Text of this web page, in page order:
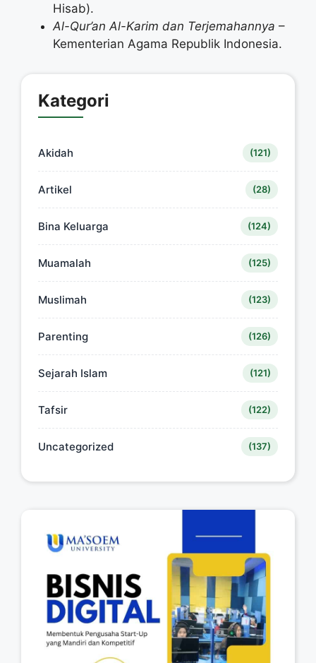
Hisab).
Al-Qur’an Al-Karim dan Terjemahannya –
Kementerian Agama Republik Indonesia.
Kategori
Akidah (121)
Artikel (28)
Bina Keluarga (124)
Muamalah (125)
Muslimah (123)
Parenting (126)
Sejarah Islam (121)
Tafsir (122)
Uncategorized (137)